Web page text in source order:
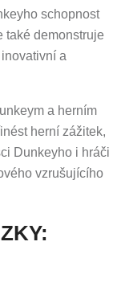
schopnost
také demonstruje
a
a herním
herní zážitek,
Dunkeyho i hráči
vzrušujícího